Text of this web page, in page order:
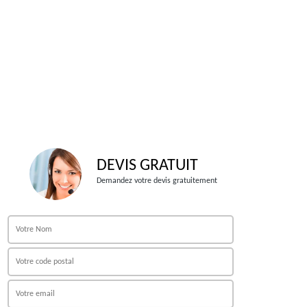
DEVIS GRATUIT
Demandez votre devis gratuitement